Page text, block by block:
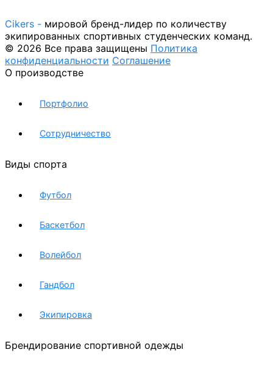
Cikers - мировой бренд-лидер по количеству
экипированных спортивных студенческих команд.
© 2026 Все права защищены Политика
конфиденциальности Соглашение
О производстве
Портфолио
Сотрудничество
Виды спорта
Футбол
Баскетбол
Волейбол
Гандбол
Экипировка
Брендирование спортивной одежды